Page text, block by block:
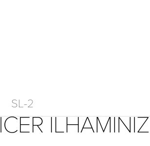
Pedallar Diğerleri SL-2
SL-2
İLHAMINIZ